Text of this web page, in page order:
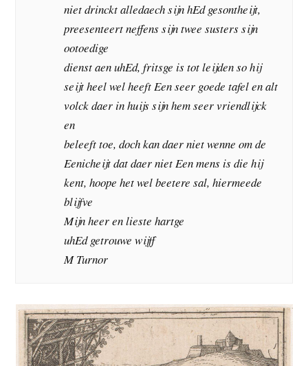
niet drinckt alledaech sijn hEd gesontheijt,
preesenteert neffens sijn twee susters sijn
ootoedige
dienst aen uhEd, fritsge is tot leijden so hij
seijt heel wel heeft Een seer goede tafel en alt
volck daer in huijs sijn hem seer vriendlijck
en
beleeft toe, doch kan daer niet wenne om de
Eenicheijt dat daer niet Een mens is die hij
kent, hoope het wel beetere sal, hiermeede
blijfve
Mijn heer en lieste hartge
uhEd getrouwe wijff
M Turnor